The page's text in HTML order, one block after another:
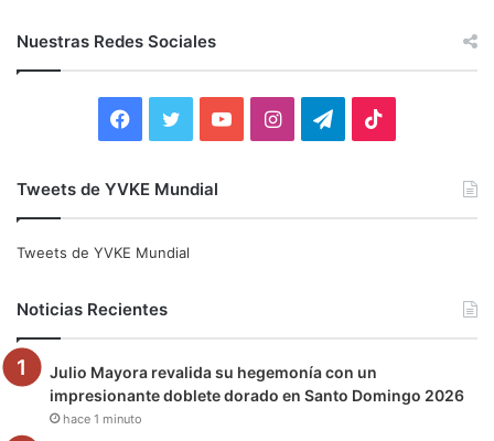
:
Nuestras Redes Sociales
e
o
o
k
t
e
r
b
e
I
g
r
r
a
k
Tweets de YVKE Mundial
Tweets de YVKE Mundial
Noticias Recientes
Julio Mayora revalida su hegemonía con un
impresionante doblete dorado en Santo Domingo 2026
hace 1 minuto